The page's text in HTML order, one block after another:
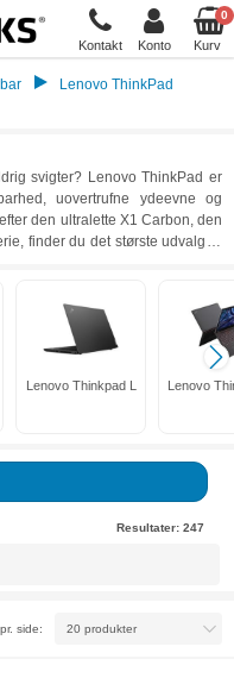
Kontakt Konto
0
Kurv
Lenovo ThinkPad
svigter? Lenovo ThinkPad er
uovertrufne ydeevne og
den ultralette X1 Carbon, den
finder du det største udvalg af
Lenovo Thinkpad L Lenovo
Resultater: 247
side: